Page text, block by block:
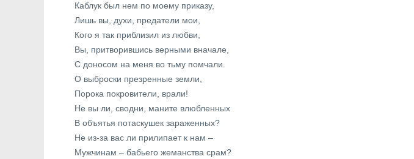
Каблук был нем по моему приказу,
Лишь вы, духи, предатели мои,
Кого я так приблизил из любви,
Вы, притворившись верными вначале,
С доносом на меня во тьму помчали.
О выброски презренные земли,
Порока покровители, врали!
Не вы ли, сводни, маните влюбленных
В объятья потаскушек зараженных?
Не из-за вас ли прилипает к нам –
Мужчинам – бабьего жеманства срам?